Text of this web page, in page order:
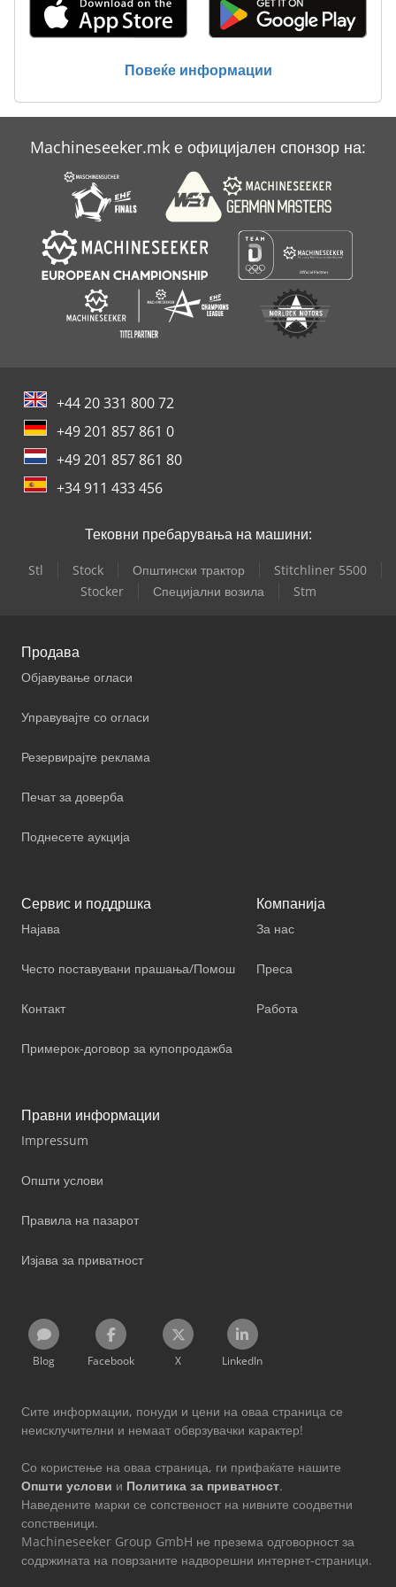
Статистика На Ent
Повеќе информации
Machineseeker.mk е официјален спонзор на:
+44 20 331 800 72
+49 201 857 861 0
+49 201 857 861 80
+34 911 433 456
Тековни пребарувања на машини:
Stl Stock Општински трактор
Stitchliner 5500
Stocker
Специјални возила Stm
Продава
Објавување огласи
Управувајте со огласи
Резервирајте реклама
Печат за доверба
Поднесете аукција
Сервис и поддршка
Најава
Често поставувани прашања/Помош
Контакт
Примерок-договор за купопродажба
Компанија
За нас
Преса
Работа
Правни информации
Impressum
Општи услови
Правила на пазарот
Изјава за приватност
Blog Facebook X LinkedIn
Сите информации, понуди и цени на оваа страница се
неисклучителни и немаат обврзувачки карактер!
Со користење на оваа страница, ги прифаќате нашите
Општи услови и Политика за приватност.
Наведените марки се сопственост на нивните соодветни
сопственици.
Machineseeker Group GmbH не презема одговорност за
содржината на поврзаните надворешни интернет-страници.